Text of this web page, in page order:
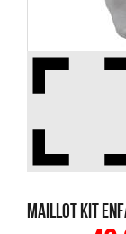
Maillot Kit